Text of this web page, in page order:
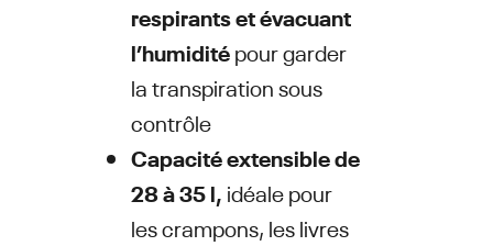
respirants et évacuant
l’humiditépour garder
la transpiration sous
contrôle
Capacité extensible de
28 à 35 l, idéale pour
les crampons, les livres